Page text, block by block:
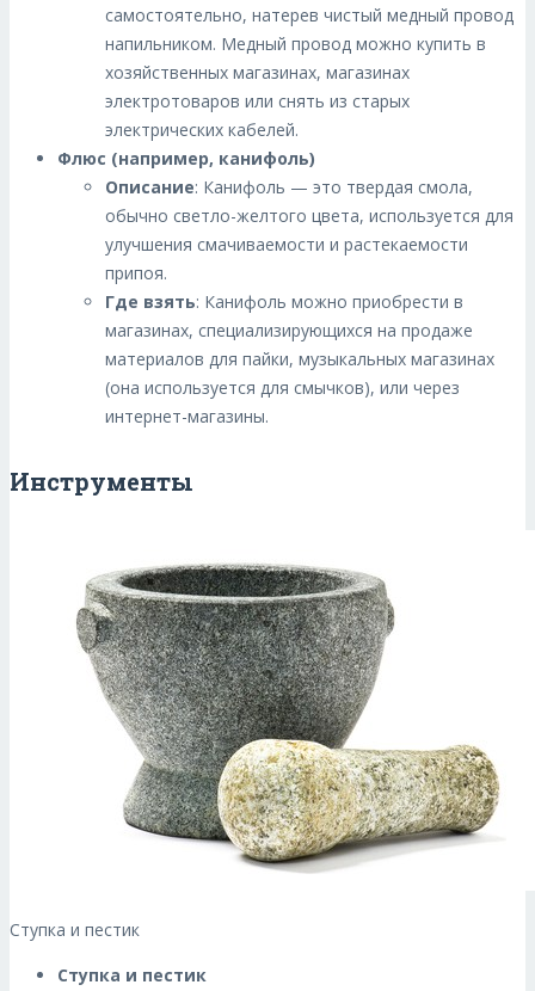
самостоятельно, натерев чистый медный провод
напильником. Медный провод можно купить в
хозяйственных магазинах, магазинах
электротоваров или снять из старых
электрических кабелей.
Флюс (например, канифоль)
Описание: Канифоль — это твердая смола,
обычно светло-желтого цвета, используется для
улучшения смачиваемости и растекаемости
припоя.
Где взять: Канифоль можно приобрести в
магазинах, специализирующихся на продаже
материалов для пайки, музыкальных магазинах
(она используется для смычков), или через
интернет-магазины.
Инструменты
Ступка и пестик
Ступка и пестик